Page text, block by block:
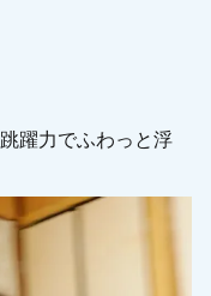
躍力でふわっと浮